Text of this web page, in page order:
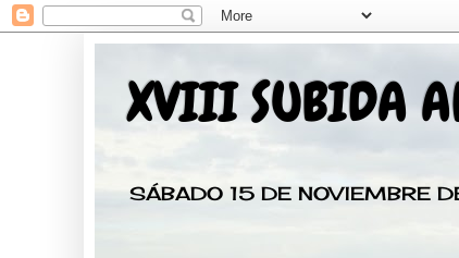
XVIII SUBIDA
SÁBADO 15 DE NOVIEMBRE